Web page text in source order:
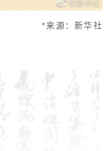
*来源：新华社